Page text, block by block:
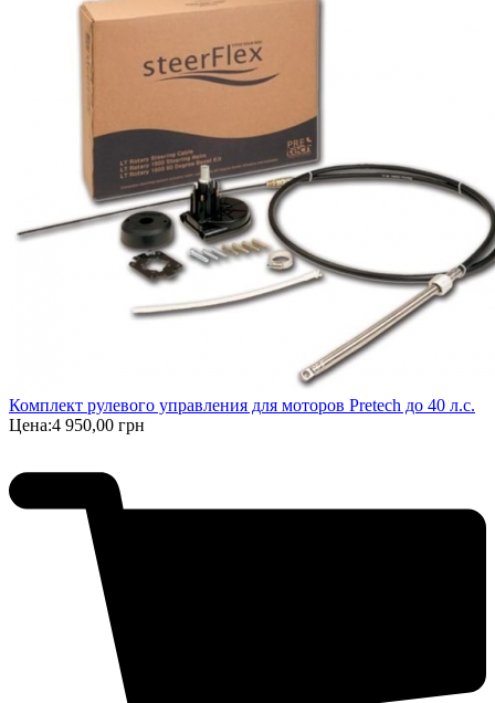
Комплект рулевого управления для моторов Pretech до 40 л.с.
Цена:4 950,00 грн